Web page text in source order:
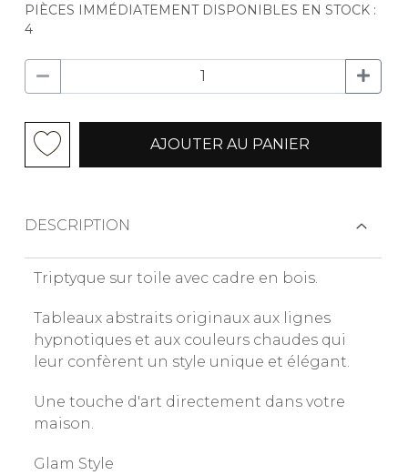
PIÈCES IMMÉDIATEMENT DISPONIBLES EN STOCK :
4
AJOUTER AU PANIER
DESCRIPTION
Triptyque sur toile avec cadre en bois.
Tableaux abstraits originaux aux lignes
hypnotiques et aux couleurs chaudes qui
leur confèrent un style unique et élégant.
Une touche d'art directement dans votre
maison.
Glam Style